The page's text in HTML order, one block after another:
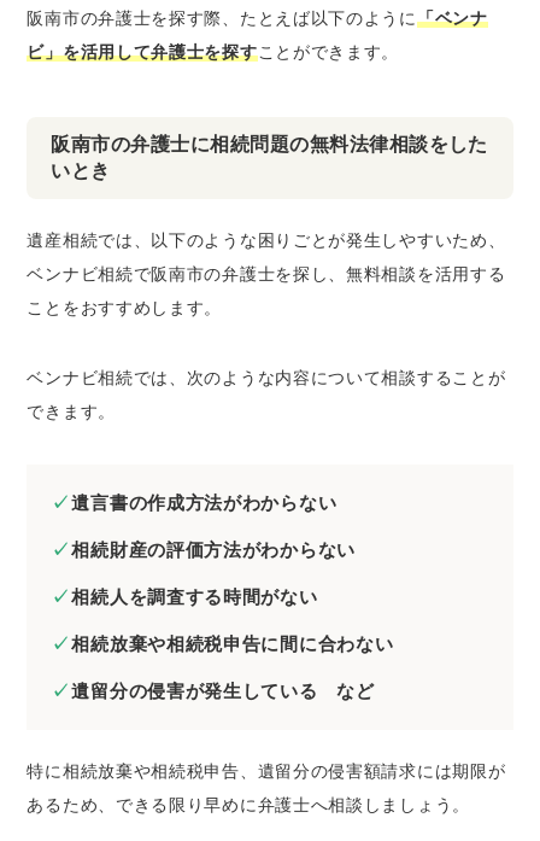
阪南市の弁護士を探す際、たとえば以下のように「ベンナ
ビ」を活用して弁護士を探すことができます。
阪南市の弁護士に相続問題の無料法律相談をした
いとき
遺産相続では、以下のような困りごとが発生しやすいため、
ベンナビ相続で阪南市の弁護士を探し、無料相談を活用する
ことをおすすめします。
ベンナビ相続では、次のような内容について相談することが
できます。
遺言書の作成方法がわからない
相続財産の評価方法がわからない
相続人を調査する時間がない
相続放棄や相続税申告に間に合わない
遺留分の侵害が発生している など
特に相続放棄や相続税申告、遺留分の侵害額請求には期限が
あるため、できる限り早めに弁護士へ相談しましょう。